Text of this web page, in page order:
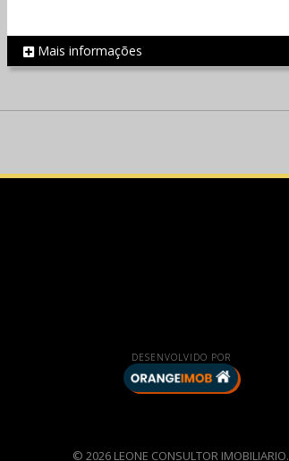
REF 780
Mais informações
DESENVOLVIDO POR
© 2026 LEONE CONSULTOR IMOBILIARIO.